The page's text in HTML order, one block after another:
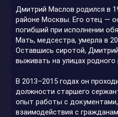
Дмитрий Маслов родился в
районе Москвы. Его отец —
погибший при исполнении
Мать, медсестра, умерла в
Оставшись сиротой,
выживать на улицах родного
В 2013–2015 годах он
должности старшего
опыт работы с
взаимодействия с